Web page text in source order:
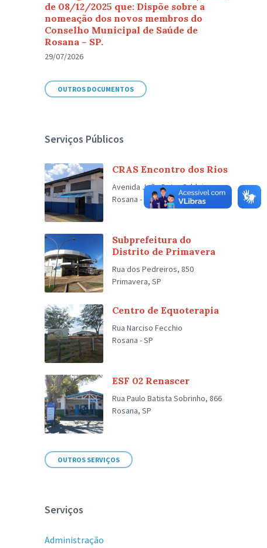
de 08/12/2025 que: Dispõe sobre a
nomeação dos novos membros do
Conselho Municipal de Saúde de
Rosana – SP.
29/07/2026
OUTROS DOCUMENTOS
Serviços Públicos
CRAS Encontro dos Rios
Avenida João Dutra Caldeira,
Rosana - SP
Subprefeitura do
Distrito de Primavera
Rua dos Pedreiros, 850
Primavera, SP
Centro de Equoterapia
Rua Narciso Fecchio
Rosana - SP
ESF 02 Renascer
Rua Paulo Batista Sobrinho, 866
Rosana, SP
OUTROS SERVIÇOS
Serviços
Administração